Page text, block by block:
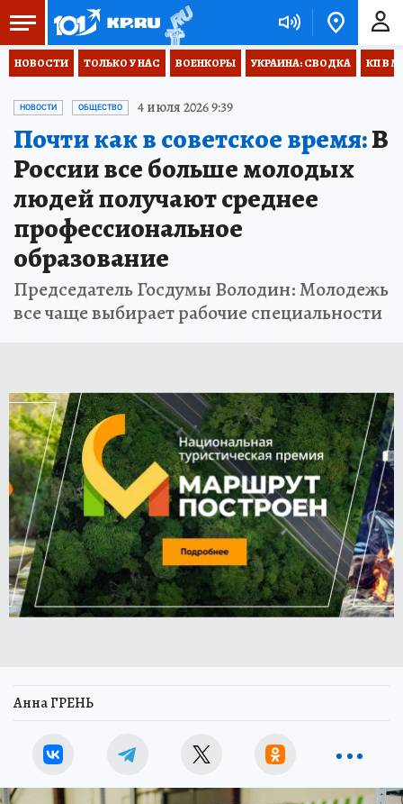
НОВОСТИ ТОЛЬКО У НАС ВОЕНКОРЫ УКРАИНА: СВОДКА КП В
НОВОСТИ ОБЩЕСТВО 4 июля 2026 9:39
Почти как в советское время:В
России все больше молодых
людей получают среднее
профессиональное
образование
Председатель Госдумы Володин: Молодежь
все чаще выбирает рабочие специальности
Анна ГРЕНЬ